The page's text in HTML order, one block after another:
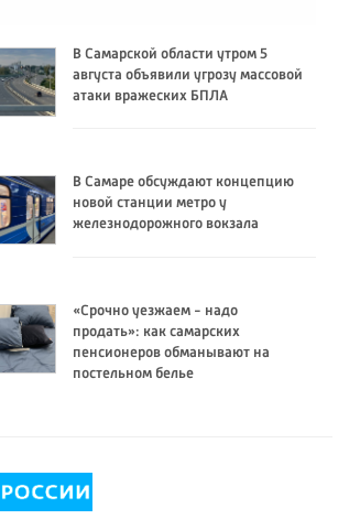
В Самарской области утром 5
августа объявили угрозу массовой
атаки вражеских БПЛА
В Самаре обсуждают концепцию
новой станции метро у
железнодорожного вокзала
«Срочно уезжаем - надо
продать»: как самарских
пенсионеров обманывают на
постельном белье